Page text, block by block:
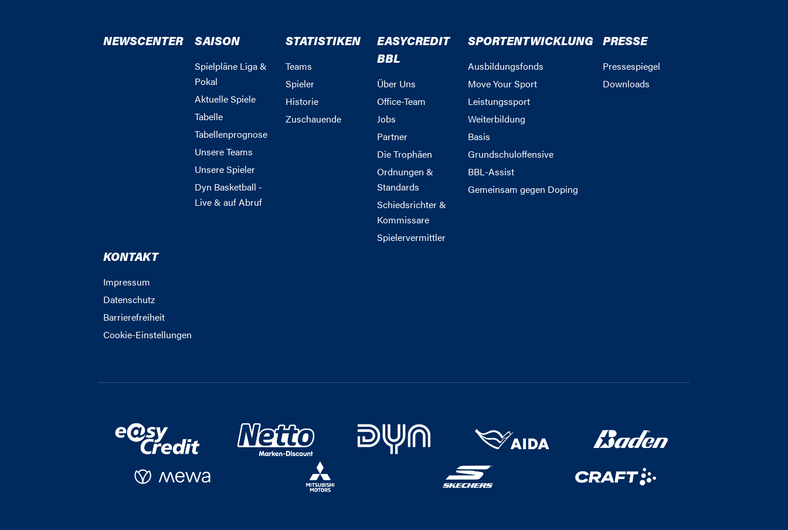
NEWSCENTER SAISON
Spielpläne Liga &
Pokal
Aktuelle Spiele
Tabelle
Tabellenprognose
Unsere Teams
Unsere Spieler
Dyn Basketball -
Live & auf Abruf
STATISTIKEN
Teams
Spieler
Historie
Zuschauende
EASYCREDIT
BBL
Über Uns
Office-Team
Jobs
Partner
Die Trophäen
Ordnungen &
Standards
Schiedsrichter &
Kommissare
Spielervermittler
SPORTENTWICKLUNG
Ausbildungsfonds
Move Your Sport
Leistungssport
Weiterbildung
Basis
Grundschuloffensive
BBL-Assist
Gemeinsam gegen Doping
PRESSE
Pressespiegel
Downloads
KONTAKT
Impressum
Datenschutz
Barrierefreiheit
Cookie-Einstellungen